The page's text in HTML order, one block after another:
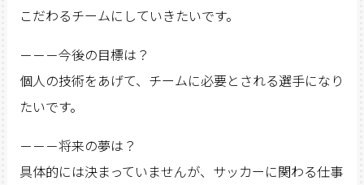
こだわるチームにしていきたいです。
－－－今後の目標は？
個人の技術をあげて、チームに必要とされる選手になり
たいです。
－－－将来の夢は？
具体的には決まっていませんが、サッカーに関わる仕事